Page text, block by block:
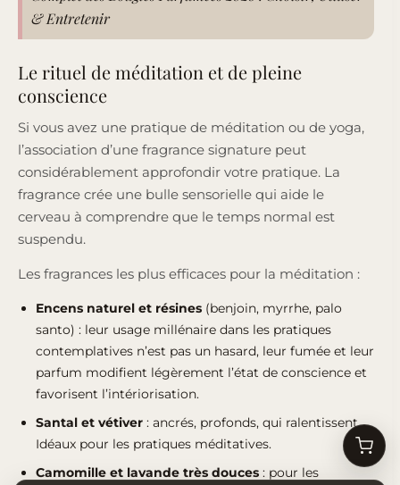
& Entretenir
Le rituel de méditation et de pleine
conscience
Si vous avez une pratique de méditation ou de yoga,
l’association d’une fragrance signature peut
considérablement approfondir votre pratique. La
fragrance crée une bulle sensorielle qui aide le
cerveau à comprendre que le temps normal est
suspendu.
Les fragrances les plus efficaces pour la méditation :
Encens naturel et résines (benjoin, myrrhe, palo
santo) : leur usage millénaire dans les pratiques
contemplatives n’est pas un hasard, leur fumée et leur
parfum modifient légèrement l’état de conscience et
favorisent l’intériorisation.
Santal et vétiver : ancrés, profonds, qui ralentissent.
Idéaux pour les pratiques méditatives.
Camomille et lavande très douces : pour les